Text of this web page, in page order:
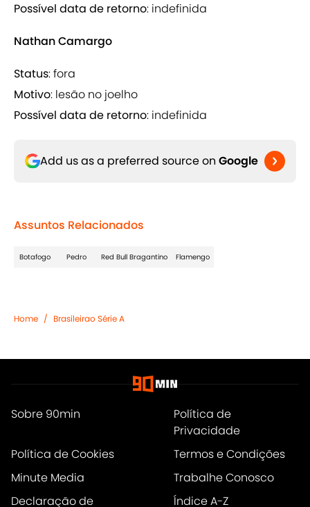
Possível data de retorno: indefinida
Nathan Camargo
Status: fora
Motivo: lesão no joelho
Possível data de retorno: indefinida
Add us as a preferred source on Google
Assuntos Relacionados
Botafogo Pedro Red Bull Bragantino Flamengo
Home / Brasileirao Série A
Sobre 90min
Política de
Privacidade
Política de Cookies
Termos e Condições
Minute Media
Trabalhe Conosco
Declaração de
Índice A-Z